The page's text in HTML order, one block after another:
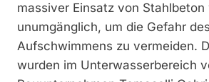
massiver Einsatz von Stahlbeton
unumgänglich, um die Gefahr des
Aufschwimmens zu vermeiden.
wurden im Unterwasserbereich